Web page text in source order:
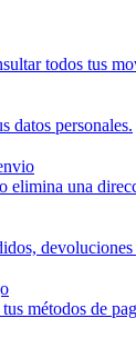
todos tus
datos personales.
elimina una
métodos de